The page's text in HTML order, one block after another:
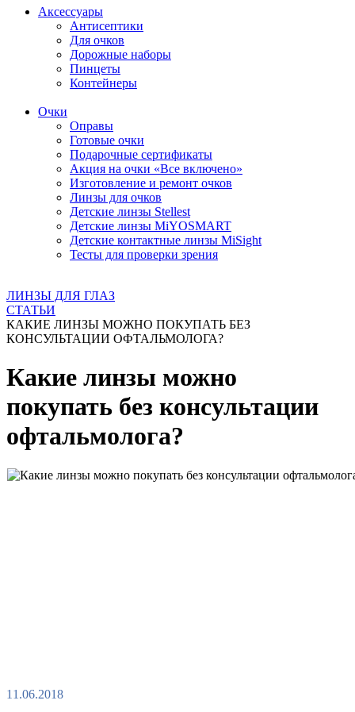
Аксессуары
Антисептики
Для очков
Дорожные наборы
Пинцеты
Контейнеры
Очки
Оправы
Готовые очки
Подарочные сертификаты
Акция на очки «Все включено»
Изготовление и ремонт очков
Линзы для очков
Детские линзы Stellest
Детские линзы MiYOSMART
Детские контактные линзы MiSight
Тесты для проверки зрения
ЛИНЗЫ ДЛЯ ГЛАЗ
СТАТЬИ
КАКИЕ ЛИНЗЫ МОЖНО ПОКУПАТЬ БЕЗ
КОНСУЛЬТАЦИИ ОФТАЛЬМОЛОГА?
Какие линзы можно
покупать без консультации
офтальмолога?
11.06.2018